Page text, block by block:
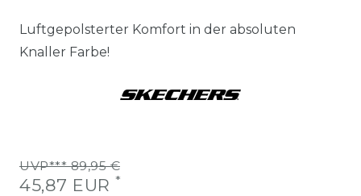
Luftgepolsterter Komfort in der absoluten
Knaller Farbe!
UVP*** 89,95 €
45,87 EUR *